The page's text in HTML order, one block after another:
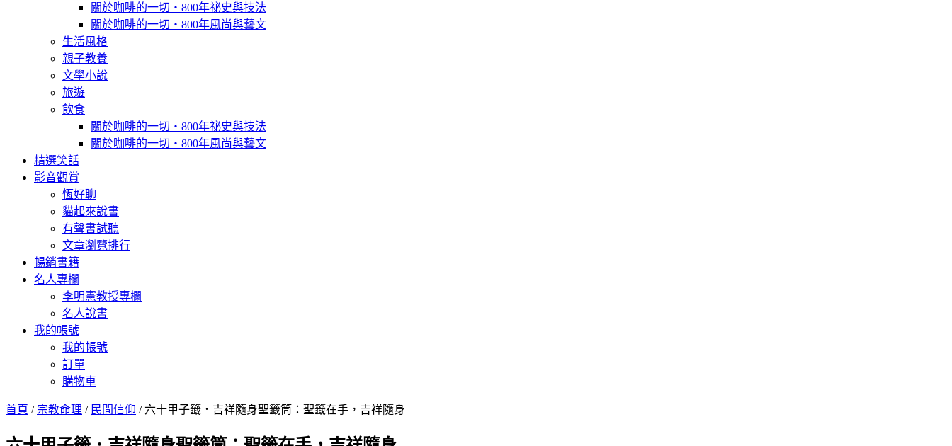
關於咖啡的一切‧800年祕史與技法
關於咖啡的一切‧800年風尚與藝文
生活風格
親子教養
文學小說
旅遊
飲食
關於咖啡的一切‧800年祕史與技法
關於咖啡的一切‧800年風尚與藝文
精選笑話
影音觀賞
恆好聊
貓起來說書
有聲書試聽
文章瀏覽排行
暢銷書籍
名人專欄
李明憲教授專欄
名人說書
我的帳號
我的帳號
訂單
購物車
首頁 / 宗教命理 / 民間信仰 / 六十甲子籤．吉祥隨身聖籤筒：聖籤在手，吉祥隨身